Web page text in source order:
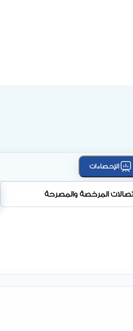
الإحصاءات
المرخصة والمصرحة